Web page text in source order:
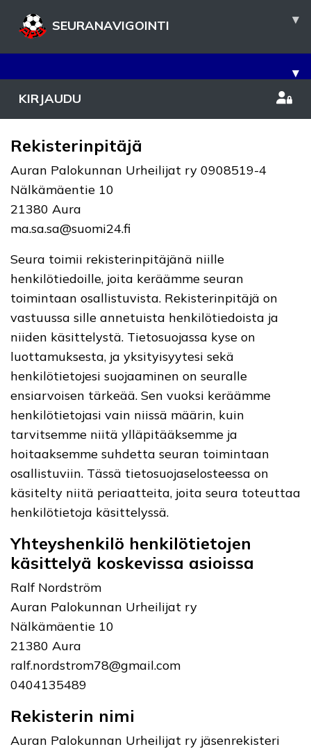
SEURANAVIGOINTI ▾
▾
KIRJAUDU
Rekisterinpitäjä
Auran Palokunnan Urheilijat ry 0908519-4
Nälkämäentie 10
21380 Aura
ma.sa.sa@suomi24.fi
Seura toimii rekisterinpitäjänä niille
henkilötiedoille, joita keräämme seuran
toimintaan osallistuvista. Rekisterinpitäjä on
vastuussa sille annetuista henkilötiedoista ja
niiden käsittelystä. Tietosuojassa kyse on
luottamuksesta, ja yksityisyytesi sekä
henkilötietojesi suojaaminen on seuralle
ensiarvoisen tärkeää. Sen vuoksi keräämme
henkilötietojasi vain niissä määrin, kuin
tarvitsemme niitä ylläpitääksemme ja
hoitaaksemme suhdetta seuran toimintaan
osallistuviin. Tässä tietosuojaselosteessa on
käsitelty niitä periaatteita, joita seura toteuttaa
henkilötietoja käsittelyssä.
Yhteyshenkilö henkilötietojen
käsittelyä koskevissa asioissa
Ralf Nordström
Auran Palokunnan Urheilijat ry
Nälkämäentie 10
21380 Aura
ralf.nordstrom78@gmail.com
0404135489
Rekisterin nimi
Auran Palokunnan Urheilijat ry jäsenrekisteri